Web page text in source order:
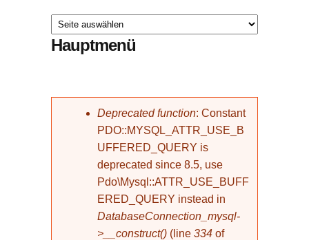
Hauptmenü
Fehlermeldung
Deprecated function: Constant
PDO::MYSQL_ATTR_USE_B
UFFERED_QUERY is
deprecated since 8.5, use
Pdo\Mysql::ATTR_USE_BUFF
ERED_QUERY instead in
DatabaseConnection_mysql-
>__construct() (line 334 of